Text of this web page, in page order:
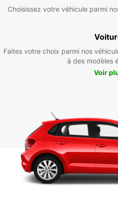
Choisissez votre véhicule parmi
Faites votre choix parmi nos
à des modèles
Voir